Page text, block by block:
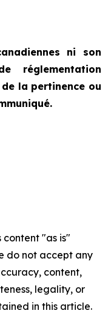
ni son
réglementation
la pertinence ou
content "as is"
do not accept any
content,
legality, or
in this article.